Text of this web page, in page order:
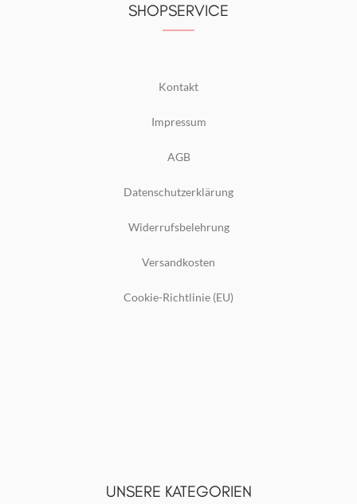
SHOPSERVICE
Kontakt
Impressum
AGB
Datenschutzerklärung
Widerrufsbelehrung
Versandkosten
Cookie-Richtlinie (EU)
UNSERE KATEGORIEN